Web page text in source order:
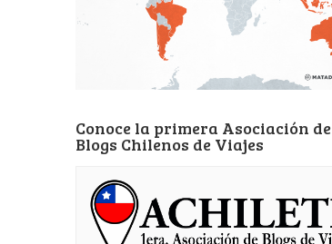
Conoce la primera Asociación de
Blogs Chilenos de Viajes